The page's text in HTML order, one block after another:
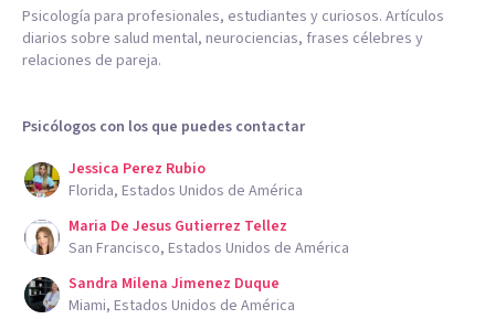
Psicología para profesionales, estudiantes y curiosos. Artículos
diarios sobre salud mental, neurociencias, frases célebres y
relaciones de pareja.
Psicólogos con los que puedes contactar
Jessica Perez Rubio
Florida, Estados Unidos de América
Maria De Jesus Gutierrez Tellez
San Francisco, Estados Unidos de América
Sandra Milena Jimenez Duque
Miami, Estados Unidos de América